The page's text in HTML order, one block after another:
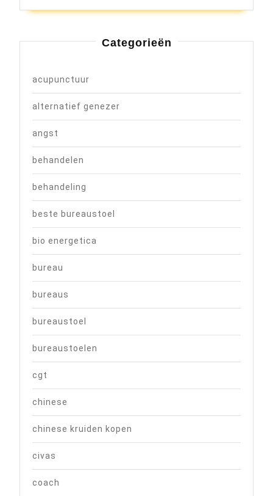
Categorieën
acupunctuur
alternatief genezer
angst
behandelen
behandeling
beste bureaustoel
bio energetica
bureau
bureaus
bureaustoel
bureaustoelen
cgt
chinese
chinese kruiden kopen
civas
coach